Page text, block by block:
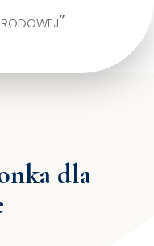
dla